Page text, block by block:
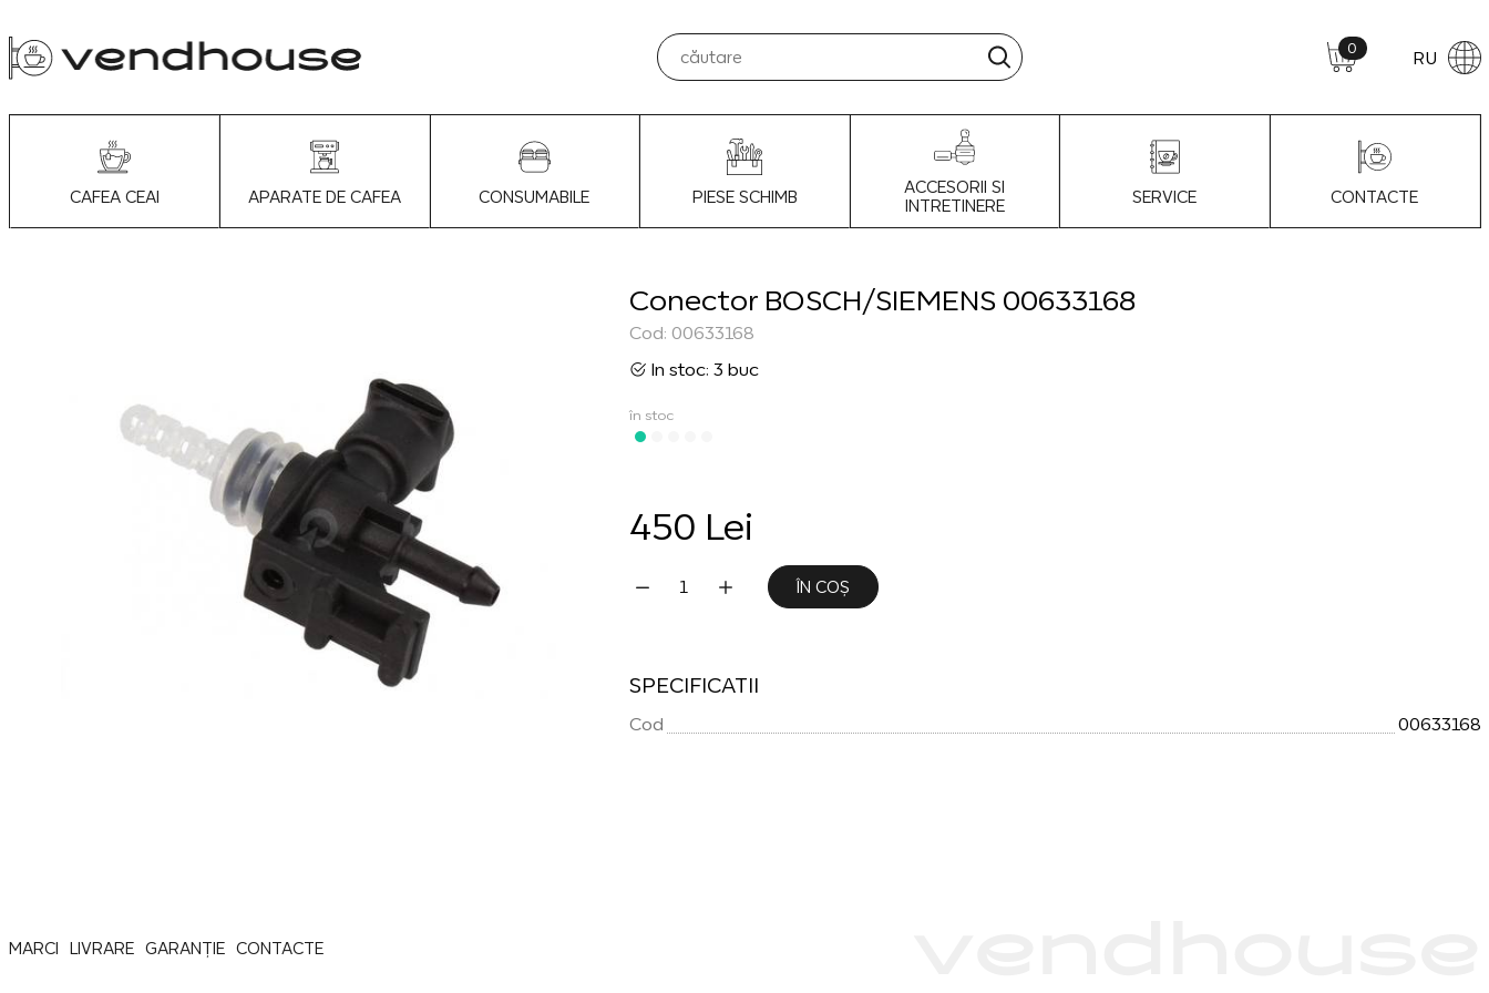
0 RU
CAFEA CEAI APARATE DE CAFEA CONSUMABILE PIESE SCHIMB
ACCESORII SI
INTRETINERE
SERVICE CONTACTE
Conector BOSCH/SIEMENS 00633168
Cod: 00633168
In stoc: 3 buc
în stoc
450 Lei
ÎN COȘ
SPECIFICATII
Cod 00633168
MARCI LIVRARE GARANȚIE CONTACTE